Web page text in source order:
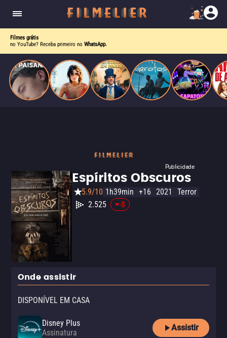
Filmes grátis
no YouTube? Receba primeiro no WhatsApp.
Publicidade
Espíritos Obscuros
5.9/10 1h39min +16 2021
Terror
2.525
-8
Onde assistir
DISPONÍVEL EM CASA
Disney Plus
Assinatura
Assistir
quando se apaixona por um de seus alvos.